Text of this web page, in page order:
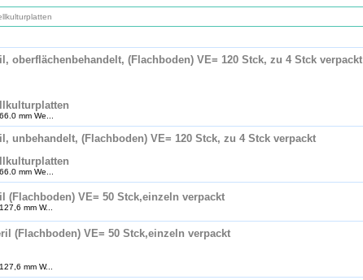
oberflächenbehandelt, (Flachboden) VE= 120 Stck, zu 4 Stck verpackt
mm We...
unbehandelt, (Flachboden) VE= 120 Stck, zu 4 Stck verpackt
mm We...
(Flachboden) VE= 50 Stck,einzeln verpackt
mm W...
(Flachboden) VE= 50 Stck,einzeln verpackt
mm W...